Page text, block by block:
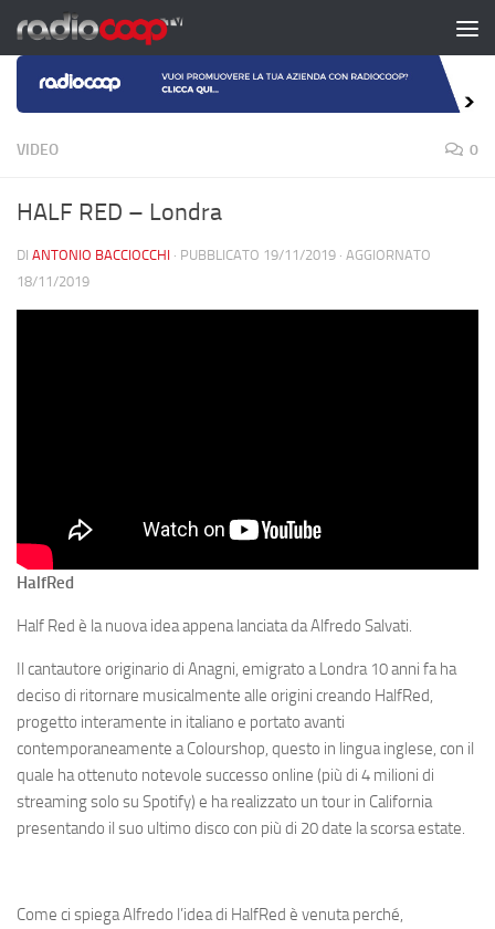
Salta al contenuto
VIDEO 0
HALF RED – Londra
DI ANTONIO BACCIOCCHI · PUBBLICATO 19/11/2019 · AGGIORNATO
18/11/2019
HalfRed
Half Red è la nuova idea appena lanciata da Alfredo Salvati.
Il cantautore originario di Anagni, emigrato a Londra 10 anni fa ha
deciso di ritornare musicalmente alle origini creando HalfRed,
progetto interamente in italiano e portato avanti
contemporaneamente a Colourshop, questo in lingua inglese, con il
quale ha ottenuto notevole successo online (più di 4 milioni di
streaming solo su Spotify) e ha realizzato un tour in California
presentando il suo ultimo disco con più di 20 date la scorsa estate.
Come ci spiega Alfredo l’idea di HalfRed è venuta perché,